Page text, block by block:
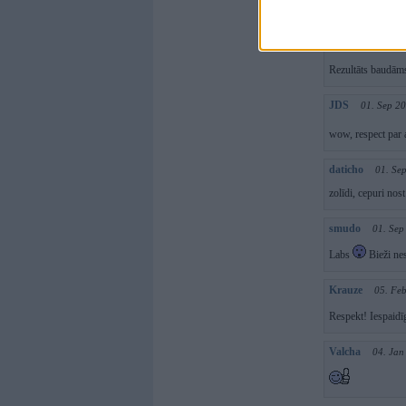
Rezultāts
JDS 01. Sep
wow, respect par
daticho 01.
zolīdi, cepuri
smudo 01.
Labs Bieži
Krauze 05.
Respekt!
Valcha 04.